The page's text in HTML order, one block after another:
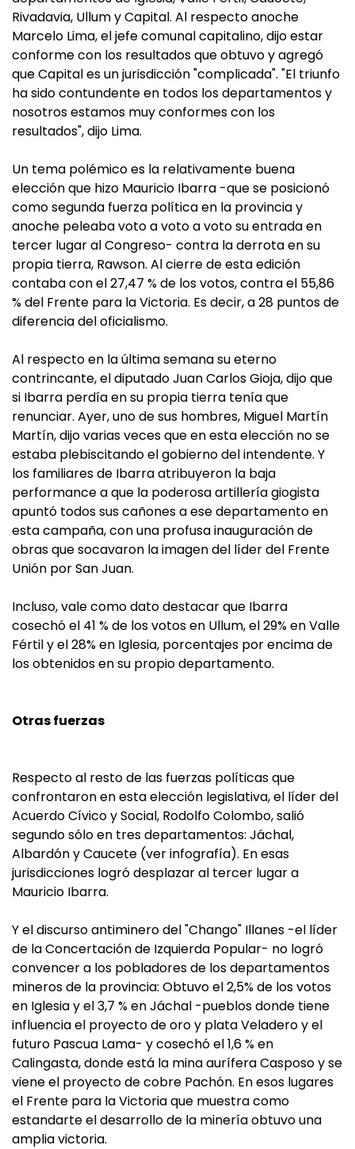
Rivadavia, Ullum y Capital. Al respecto anoche
Marcelo Lima, el jefe comunal capitalino, dijo estar
conforme con los resultados que obtuvo y agregó
que Capital es un jurisdicción "complicada". "El triunfo
ha sido contundente en todos los departamentos y
nosotros estamos muy conformes con los
resultados", dijo Lima.
Un tema polémico es la relativamente buena
elección que hizo Mauricio Ibarra -que se posicionó
como segunda fuerza política en la provincia y
anoche peleaba voto a voto a voto su entrada en
tercer lugar al Congreso- contra la derrota en su
propia tierra, Rawson. Al cierre de esta edición
contaba con el 27,47 % de los votos, contra el 55,86
% del Frente para la Victoria. Es decir, a 28 puntos de
diferencia del oficialismo.
Al respecto en la última semana su eterno
contrincante, el diputado Juan Carlos Gioja, dijo que
si Ibarra perdía en su propia tierra tenía que
renunciar. Ayer, uno de sus hombres, Miguel Martín
Martín, dijo varias veces que en esta elección no se
estaba plebiscitando el gobierno del intendente. Y
los familiares de Ibarra atribuyeron la baja
performance a que la poderosa artillería giogista
apuntó todos sus cañones a ese departamento en
esta campaña, con una profusa inauguración de
obras que socavaron la imagen del líder del Frente
Unión por San Juan.
Incluso, vale como dato destacar que Ibarra
cosechó el 41 % de los votos en Ullum, el 29% en Valle
Fértil y el 28% en Iglesia, porcentajes por encima de
los obtenidos en su propio departamento.
Otras fuerzas
Respecto al resto de las fuerzas políticas que
confrontaron en esta elección legislativa, el líder del
Acuerdo Cívico y Social, Rodolfo Colombo, salió
segundo sólo en tres departamentos: Jáchal,
Albardón y Caucete (ver infografía). En esas
jurisdicciones logró desplazar al tercer lugar a
Mauricio Ibarra.
Y el discurso antiminero del "Chango" Illanes -el líder
de la Concertación de Izquierda Popular- no logró
convencer a los pobladores de los departamentos
mineros de la provincia: Obtuvo el 2,5% de los votos
en Iglesia y el 3,7 % en Jáchal -pueblos donde tiene
influencia el proyecto de oro y plata Veladero y el
futuro Pascua Lama- y cosechó el 1,6 % en
Calingasta, donde está la mina aurífera Casposo y se
viene el proyecto de cobre Pachón. En esos lugares
el Frente para la Victoria que muestra como
estandarte el desarrollo de la minería obtuvo una
amplia victoria.